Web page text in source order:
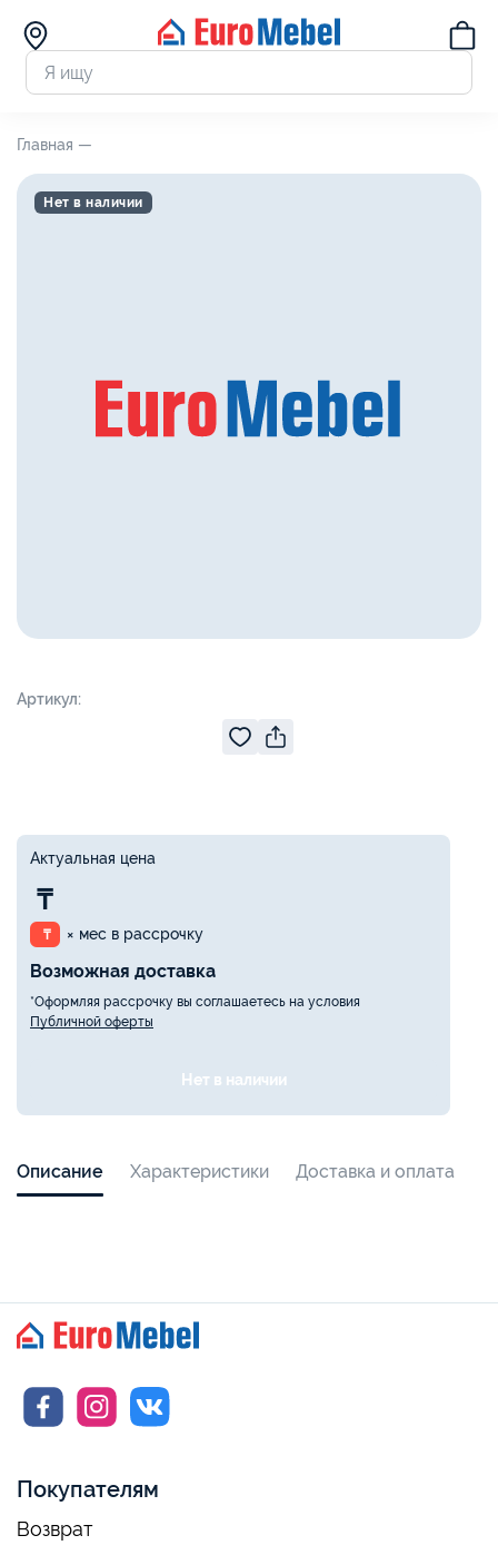
Главная —
Артикул:
Нет в наличии
Актуальная цена
₸
₸ × мес в рассрочку
Возможная доставка
*Оформляя рассрочку вы соглашаетесь на условия
Публичной оферты
Нет в наличии
Описание Характеристики Доставка и оплата
Покупателям
Возврат